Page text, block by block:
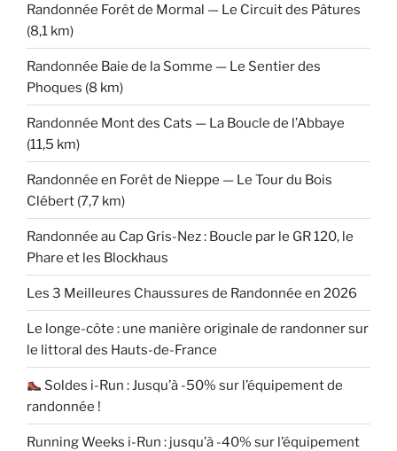
Randonnée Forêt de Mormal — Le Circuit des Pâtures
(8,1 km)
Randonnée Baie de la Somme — Le Sentier des
Phoques (8 km)
Randonnée Mont des Cats — La Boucle de l’Abbaye
(11,5 km)
Randonnée en Forêt de Nieppe — Le Tour du Bois
Clébert (7,7 km)
Randonnée au Cap Gris-Nez : Boucle par le GR 120, le
Phare et les Blockhaus
Les 3 Meilleures Chaussures de Randonnée en 2026
Le longe-côte : une manière originale de randonner sur
le littoral des Hauts-de-France
Soldes i-Run : Jusqu’à -50% sur l’équipement de
randonnée !
Running Weeks i-Run : jusqu’à -40% sur l’équipement